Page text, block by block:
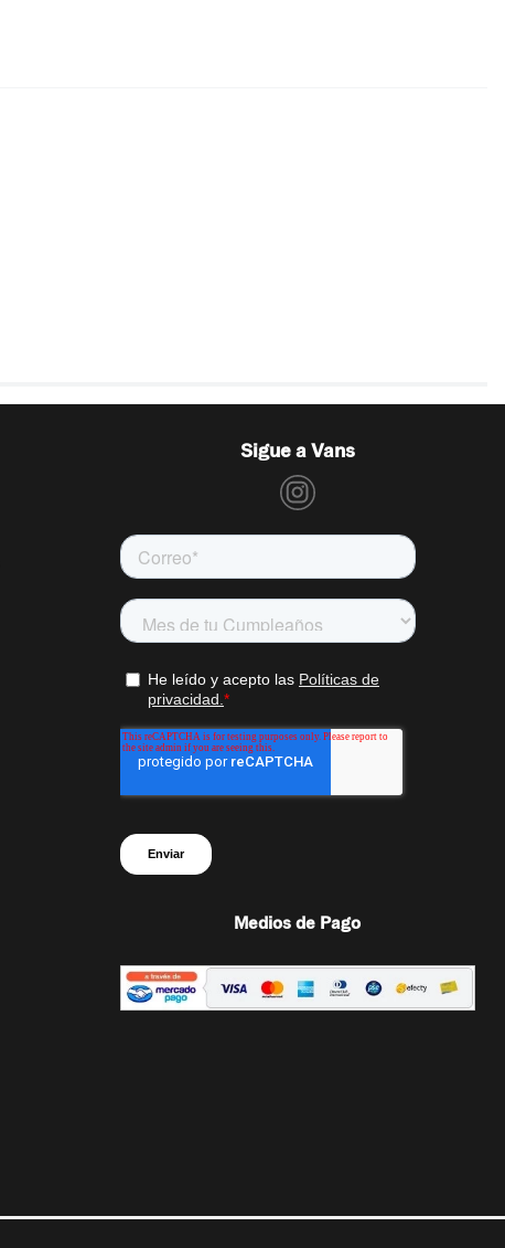
Sigue a Vans
Medios de Pago